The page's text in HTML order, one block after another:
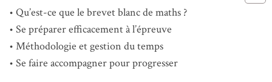
Qu’est-ce que le brevet blanc de maths ?
Se préparer efficacement à l’épreuve
Méthodologie et gestion du temps
Se faire accompagner pour progresser